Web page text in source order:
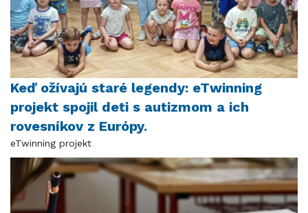
Keď ožívajú staré legendy: eTwinning
projekt spojil deti s autizmom a ich
rovesníkov z Európy.
eTwinning projekt